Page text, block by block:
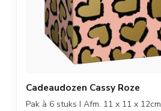
Cadeaudozen Cassy Roze
Pak à 6 stuks I Afm. 11 x 11 x 12cm